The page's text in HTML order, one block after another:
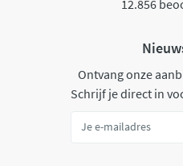
12.856
Ontvang onze
Schrijf je direct in